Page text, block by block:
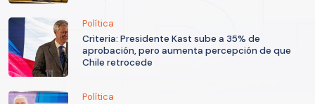
Política
Criteria: Presidente Kast sube a 35% de
aprobación, pero aumenta percepción de que
Chile retrocede
Política